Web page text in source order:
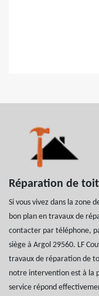
Réparation de
Si vous vivez dans la zone
bon plan en travaux de
contacter par téléphone,
siège à Argol 29560. LF
travaux de réparation de
notre intervention est à la
service répond